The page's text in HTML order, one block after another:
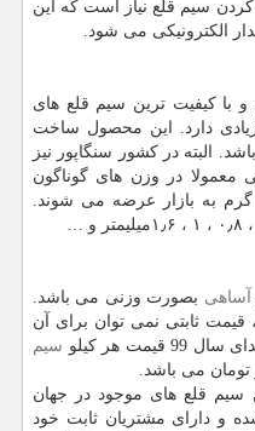
سیم قلع نیاز است که این
الکترونیکی می شود.
با کیفیت ترین سیم قلع های
دارد. این محصول ساخت
البته در کشور سنگاپور نیز
در وزن های گوناگون
، ۱۰۰گرم، ۲۵۰گرم و ۵۰۰ گرم به بازار عرضه می شوند.
بصورت وزنی می باشد.
قیمت ثابتی نمی توان برای آن
هر کیلو
سیم
سیم قلع های موجود در جهان
و دارای مشتریان ثابت خود